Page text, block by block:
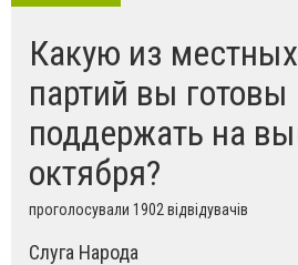
Какую из
партий вы готовы
поддержать на
октября?
проголосували 1902 відвідувачів
Слуга Народа